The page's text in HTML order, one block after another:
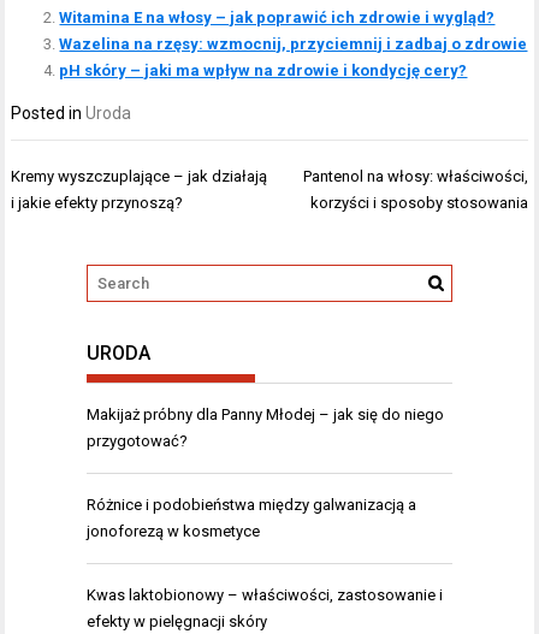
Witamina E na włosy – jak poprawić ich zdrowie i wygląd?
Wazelina na rzęsy: wzmocnij, przyciemnij i zadbaj o zdrowie
pH skóry – jaki ma wpływ na zdrowie i kondycję cery?
Posted inUroda
Nawigacja
wpisu
Kremy wyszczuplające – jak działają
i jakie efekty przynoszą?
Pantenol na włosy: właściwości,
korzyści i sposoby stosowania
URODA
Makijaż próbny dla Panny Młodej – jak się do niego
przygotować?
Różnice i podobieństwa między galwanizacją a
jonoforezą w kosmetyce
Kwas laktobionowy – właściwości, zastosowanie i
efekty w pielęgnacji skóry